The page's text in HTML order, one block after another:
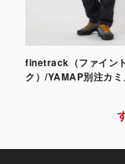
finetrack（ファイン
ク）/YAMAP別注カ